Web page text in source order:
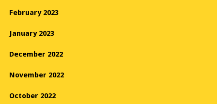
February 2023
January 2023
December 2022
November 2022
October 2022